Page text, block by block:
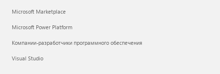
Microsoft Marketplace
Microsoft Power Platform
Компании-разработчики программного обеспечения
Visual Studio